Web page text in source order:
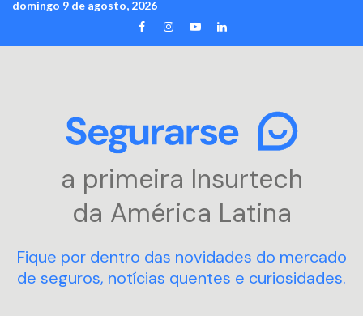
Skip
content
domingo 9 de agosto, 2026
FACEBOOK
INSTAGRAM
YOUTUBE
LINKEDIN
a primeira Insurtech
da América Latina
Fique por dentro das novidades do mercado
de seguros, notícias quentes e curiosidades.